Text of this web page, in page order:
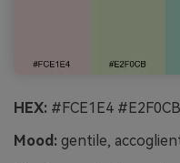
HEX: #FCE1E4
Mood: gentile,